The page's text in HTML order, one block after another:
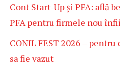
Cont Start-Up și PFA: află
PFA pentru firmele nou
CONIL FEST 2026 –
sa fie vazut